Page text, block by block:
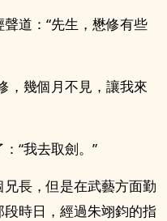
道：“先生，懋修有些
，幾個月不見，讓我來
“我去取劍。”
長，但是在武藝方面勤
時日，經過朱翊鈞的指